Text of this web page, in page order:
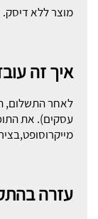
מוצר ללא דיסק.
איך זה
לאחר התשלום,
עסקים). את
עזרה